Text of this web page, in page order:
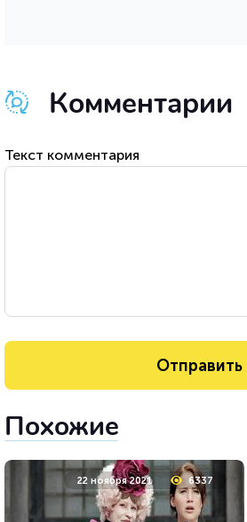
Комментарии
Текст комментария
Похожие
22 ноября 2021 6337